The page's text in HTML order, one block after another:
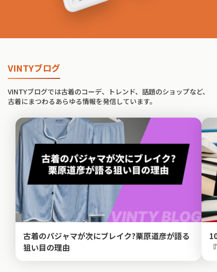
VINTYブログ
VINTYブログでは古着のコーデ、トレンド、話題のショップなど、
古着にまつわるあらゆる情報を発信しています。
古着のパジャマが次にブレイク?栗原道彦が語る
狙い目の理由